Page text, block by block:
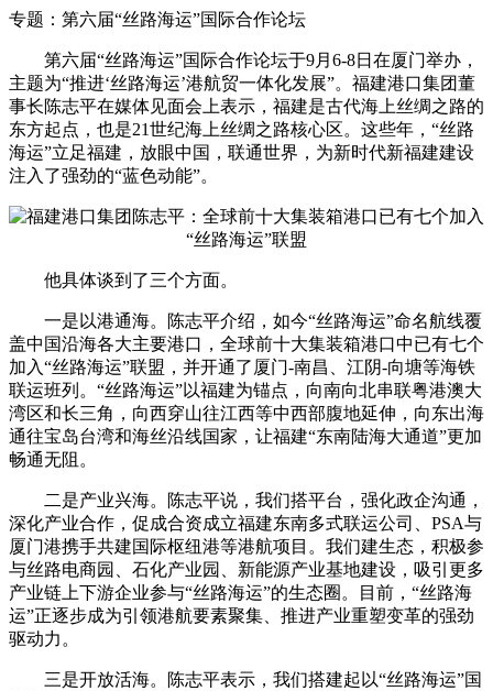
专题：第六届“丝路海运”国际合作论坛
第六届“丝路海运”国际合作论坛于9月6-8日在厦门举办，
主题为“推进‘丝路海运’港航贸一体化发展”。福建港口集团董
事长陈志平在媒体见面会上表示，福建是古代海上丝绸之路的
东方起点，也是21世纪海上丝绸之路核心区。这些年，“丝路
海运”立足福建，放眼中国，联通世界，为新时代新福建建设
注入了强劲的“蓝色动能”。
他具体谈到了三个方面。
一是以港通海。陈志平介绍，如今“丝路海运”命名航线覆
盖中国沿海各大主要港口，全球前十大集装箱港口中已有七个
加入“丝路海运”联盟，并开通了厦门-南昌、江阴-向塘等海铁
联运班列。“丝路海运”以福建为锚点，向南向北串联粤港澳大
湾区和长三角，向西穿山往江西等中西部腹地延伸，向东出海
通往宝岛台湾和海丝沿线国家，让福建“东南陆海大通道”更加
畅通无阻。
二是产业兴海。陈志平说，我们搭平台，强化政企沟通，
深化产业合作，促成合资成立福建东南多式联运公司、PSA与
厦门港携手共建国际枢纽港等港航项目。我们建生态，积极参
与丝路电商园、石化产业园、新能源产业基地建设，吸引更多
产业链上下游企业参与“丝路海运”的生态圈。目前，“丝路海
运”正逐步成为引领港航要素聚集、推进产业重塑变革的强劲
驱动力。
三是开放活海。陈志平表示，我们搭建起以“丝路海运”国